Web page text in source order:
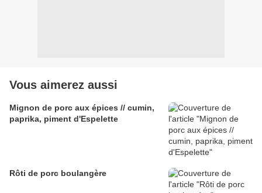
Vous aimerez aussi
Mignon de porc aux épices // cumin,
paprika, piment d'Espelette
Rôti de porc boulangère